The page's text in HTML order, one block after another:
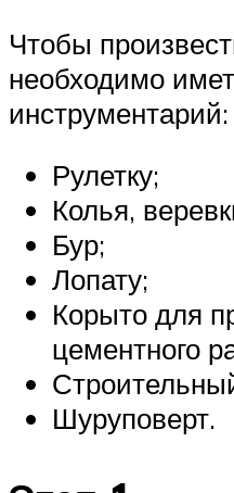
Чтобы
необходимо
инструментарий:
Рулетку;
Колья,
Бур;
Лопату;
Корыто для
цементного
Шуруповерт.